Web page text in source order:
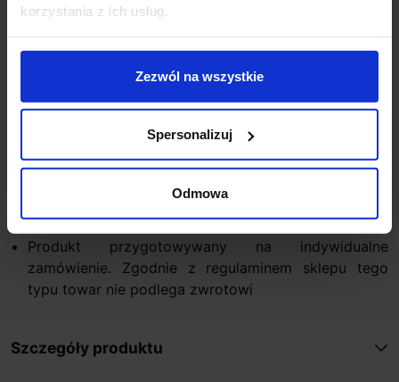
korzystania z ich usług.
Zezwól na wszystkie
Spersonalizuj
Odmowa
Klasa szczelności IP65
Materiał aluminium
Kolory: czarny, biały
Dodatkowe informacje:
Oprawa nie wymaga zasilacza
CRI 90
Produkt przygotowywany na indywidualne
zamówienie. Zgodnie z regulaminem sklepu tego
typu towar nie podlega zwrotowi
Szczegóły produktu